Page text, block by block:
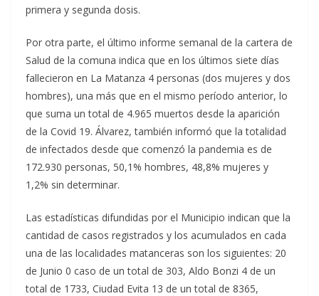
primera y segunda dosis.
Por otra parte, el último informe semanal de la cartera de
Salud de la comuna indica que en los últimos siete días
fallecieron en La Matanza 4 personas (dos mujeres y dos
hombres), una más que en el mismo período anterior, lo
que suma un total de 4.965 muertos desde la aparición
de la Covid 19. Álvarez, también informó que la totalidad
de infectados desde que comenzó la pandemia es de
172.930 personas, 50,1% hombres, 48,8% mujeres y
1,2% sin determinar.
Las estadísticas difundidas por el Municipio indican que la
cantidad de casos registrados y los acumulados en cada
una de las localidades matanceras son los siguientes: 20
de Junio 0 caso de un total de 303, Aldo Bonzi 4 de un
total de 1733, Ciudad Evita 13 de un total de 8365,